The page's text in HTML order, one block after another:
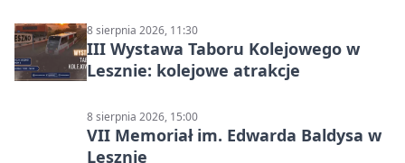
8 sierpnia 2026, 11:30
III Wystawa Taboru Kolejowego w
Lesznie: kolejowe atrakcje
8 sierpnia 2026, 15:00
VII Memoriał im. Edwarda Baldysa w
Lesznie